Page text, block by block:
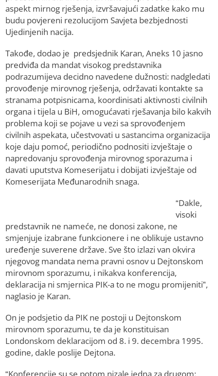
aspekt mirnog rješenja, izvršavajući zadatke kako mu
budu povjereni rezolucijom Savjeta bezbjednosti
Ujedinjenih nacija.
Takođe, dodao je predsjednik Karan, Aneks 10 jasno
predviđa da mandat visokog predstavnika
podrazumijeva decidno navedene dužnosti: nadgledati
provođenje mirovnog rješenja, održavati kontakte sa
stranama potpisnicama, koordinisati aktivnosti civilnih
organa i tijela u BiH, omogućavati rješavanja bilo kakvih
problema koji se pojave u vezi sa sprovođenjem
civilnih aspekata, učestvovati u sastancima organizacija
koje daju pomoć, periodično podnositi izvještaje o
napredovanju sprovođenja mirovnog sporazuma i
davati uputstva Komeserijatu i dobijati izvještaje od
Komeserijata Međunarodnih snaga.
“Dakle,
visoki
predstavnik ne nameće, ne donosi zakone, ne
smjenjuje izabrane funkcionere i ne oblikuje ustavno
uređenje suverene države. Sve što izlazi van okvira
njegovog mandata nema pravni osnov u Dejtonskom
mirovnom sporazumu, i nikakva konferencija,
deklaracija ni smjernica PIK-a to ne mogu promijeniti”,
naglasio je Karan.
On je podsjetio da PIK ne postoji u Dejtonskom
mirovnom sporazumu, te da je konstituisan
Londonskom deklaracijom od 8. i 9. decembra 1995.
godine, dakle poslije Dejtona.